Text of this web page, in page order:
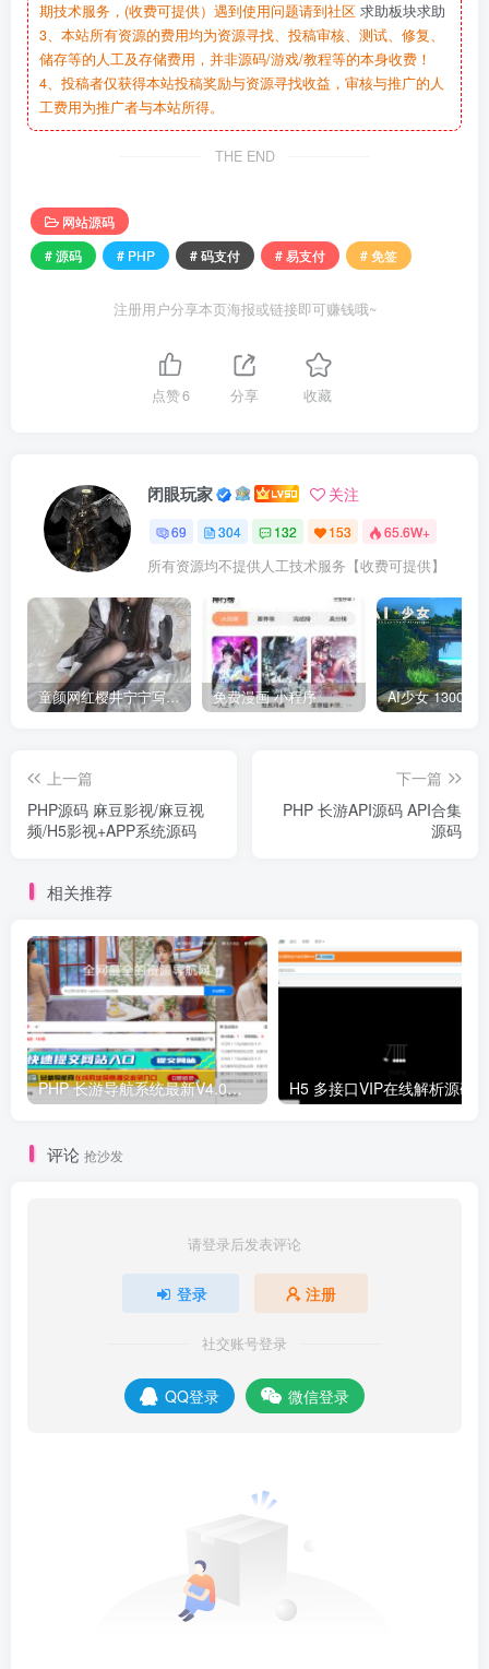
期技术服务，(收费可提供）遇到使用问题请到社区 求助板块求助
3、本站所有资源的费用均为资源寻找、投稿审核、测试、修复、
储存等的人工及存储费用，并非源码/游戏/教程等的本身收费！
4、投稿者仅获得本站投稿奖励与资源寻找收益，审核与推广的人
工费用为推广者与本站所得。
THE END
网站源码
# 源码
# PHP # 码支付 # 易支付 # 免签
注册用户分享本页海报或链接即可赚钱哦~
点赞6 分享 收藏
闭眼玩家 关注
69 304 132 153 65.6W+
所有资源均不提供人工技术服务【收费可提供】
童颜网红樱井宁宁写真集套图 免费漫画 小程序
上一篇
PHP源码 麻豆影视/麻豆视
频/H5影视+APP系统源码
下一篇
PHP 长游API源码 API合集
源码
相关推荐
PHP 长游导航系统最新V4.0开源可运营正版 源码 H5 多接口VIP在线解析源码
评论 抢沙发
请登录后发表评论
登录 注册
社交账号登录
QQ登录 微信登录